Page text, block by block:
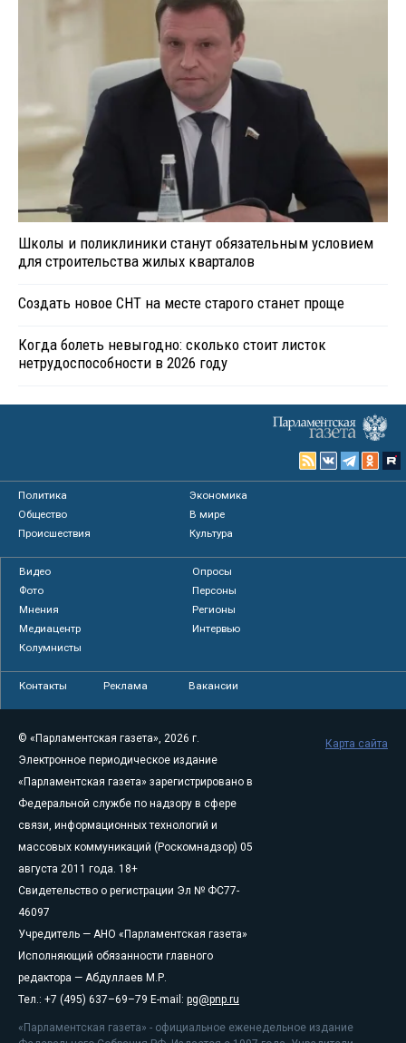
Школы и поликлиники станут обязательным условием
для строительства жилых кварталов
Создать новое СНТ на месте старого станет проще
Когда болеть невыгодно: сколько стоит листок
нетрудоспособности в 2026 году
Политика
Экономика
Общество
В мире
Происшествия
Культура
Видео
Опросы
Фото
Персоны
Мнения
Регионы
Медиацентр
Интервью
Колумнисты
Контакты Реклама Вакансии
© «Парламентская газета», 2026 г.
Электронное периодическое издание
«Парламентская газета» зарегистрировано в
Федеральной службе по надзору в сфере
связи, информационных технологий и
массовых коммуникаций (Роскомнадзор) 05
августа 2011 года. 18+
Свидетельство о регистрации Эл № ФС77-
46097
Учредитель — АНО «Парламентская газета»
Исполняющий обязанности главного
редактора — Абдуллаев М.Р.
Тел.: +7 (495) 637–69–79 E-mail: pg@pnp.ru
«Парламентская газета» - официальное еженедельное издание
Карта сайта